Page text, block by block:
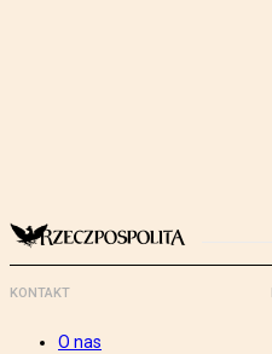
KONTAKT
O nas